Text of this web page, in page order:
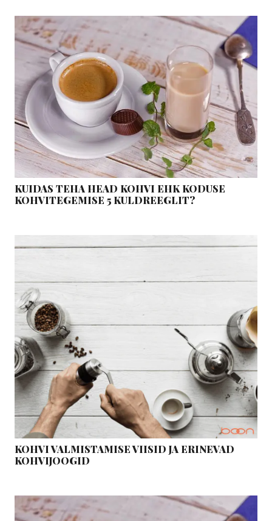
KUIDAS TEHA HEAD KOHVI EHK KODUSE
KOHVITEGEMISE 5 KULDREEGLIT?
KOHVI VALMISTAMISE VIISID JA ERINEVAD
KOHVIJOOGID